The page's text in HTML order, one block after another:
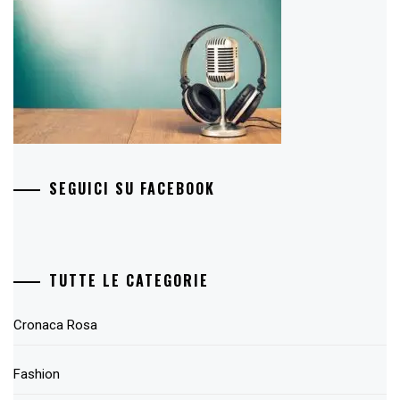
SEGUICI SU FACEBOOK
TUTTE LE CATEGORIE
Cronaca Rosa
Fashion